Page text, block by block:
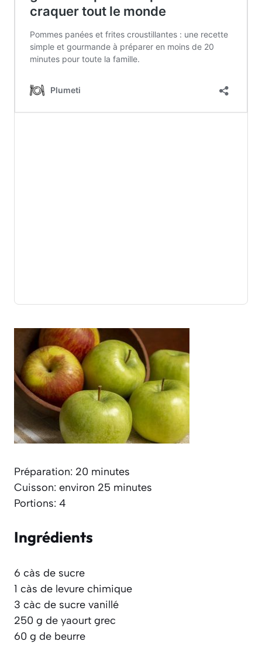
Préparation: 20 minutes
Cuisson: environ 25 minutes
Portions: 4
Ingrédients
6 càs de sucre
1 càs de levure chimique
3 càc de sucre vanillé
250 g de yaourt grec
60 g de beurre